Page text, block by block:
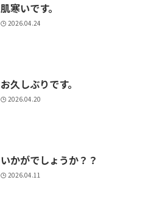
肌寒いです。
2026.04.24
お久しぶりです。
2026.04.20
いかがでしょうか？？
2026.04.11